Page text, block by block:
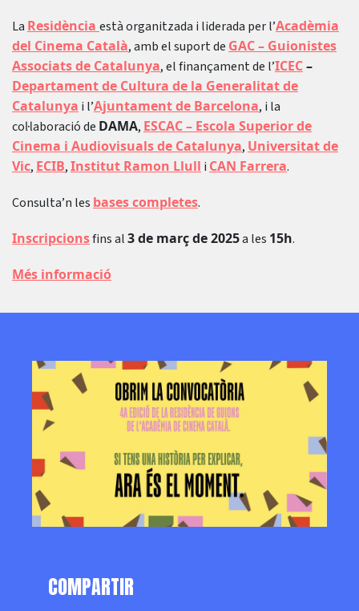
La Residència està organitzada i liderada per l’Acadèmia
del Cinema Català, amb el suport de GAC – Guionistes
Associats de Catalunya, el finançament de l’ICEC–
Departament de Cultura de la Generalitat de
Catalunya i l’Ajuntament de Barcelona, i la
col·laboració de DAMA, ESCAC – Escola Superior de
Cinema i Audiovisuals de Catalunya, Universitat de
Vic, ECIB,Institut Ramon Llull i CAN Farrera.
Consulta’n les bases completes.
Inscripcionsfins al3 de març de 2025a les 15h.
Més informació
COMPARTIR